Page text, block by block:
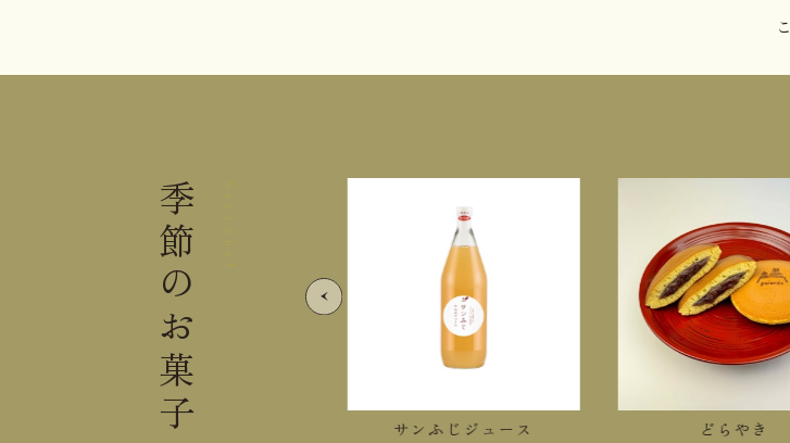
Seasonal
季節の
お菓子
紅玉ジュース サンふじジュース どらやき